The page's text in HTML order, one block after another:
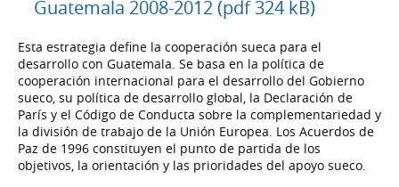
Guatemala 2008-2012 (pdf 324 kB)
Esta estrategia define la cooperación sueca para el
desarrollo con Guatemala. Se basa en la política de
cooperación internacional para el desarrollo del Gobierno
sueco, su política de desarrollo global, la Declaración de
París y el Código de Conducta sobre la complementariedad y
la división de trabajo de la Unión Europea. Los Acuerdos de
Paz de 1996 constituyen el punto de partida de los
objetivos, la orientación y las prioridades del apoyo sueco.